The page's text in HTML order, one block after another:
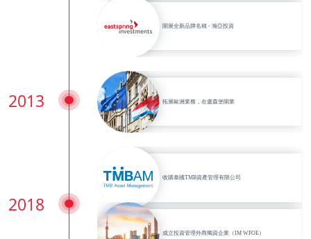
開展全新品牌名稱 - 瀚亞投資
2013 拓展歐洲業務，在盧森堡開業
2018
收購泰國TMB資產管理有限公司
成立投資管理外商獨資企業（IM WFOE）